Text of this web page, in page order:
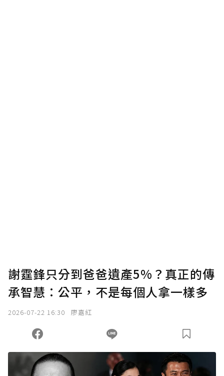
謝霆鋒只分到爸爸遺產5%？真正的傳
承智慧：公平，不是每個人拿一樣多
2026-07-22 16:30 廖嘉紅